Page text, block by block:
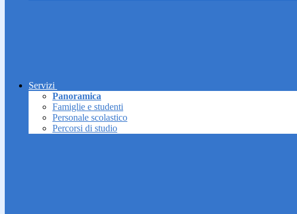
Servizi
Panoramica
Famiglie e studenti
Personale scolastico
Percorsi di studio